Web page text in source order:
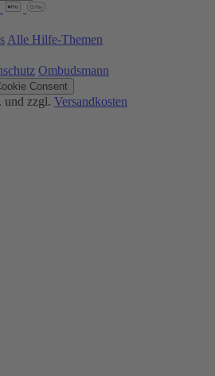
Alle Hilfe-Themen
Ombudsmann
Consent
und zzgl. Versandkosten